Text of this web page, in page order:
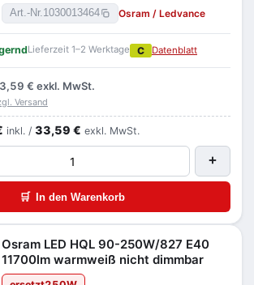
Art.-Nr.1030013464 Osram / Ledvance
Lieferzeit 1–2 Werktage C Datenblatt
€ exkl. MwSt.
Versand
inkl. / 33,59 € exkl. MwSt.
+
🛒 In den Warenkorb
Osram LED HQL 90-250W/827 E40
11700lm warmweiß nicht dimmbar